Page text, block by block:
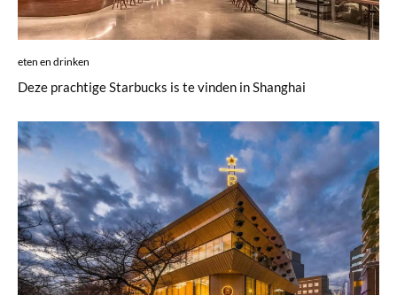
eten en drinken
Deze prachtige Starbucks is te vinden in Shanghai